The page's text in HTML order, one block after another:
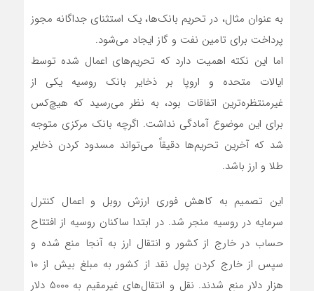
به عنوان مثال، در تحریم بانک‌ها، یک استثنای جداگانه مجوز
پرداخت برای تامین نفت و گاز ایجاد می‌شود.
اما این نکته اهمیت دارد که تحریم‌های اعمال شده توسط
ایالات متحده و اروپا بر ذخایر بانک روسیه یکی از
غیرمنتظره‌ترین اتفاقات بود، به نظر می‌رسید که هیچ‌کس
برای این موضوع آمادگی نداشت. اگرچه بانک مرکزی متوجه
شد که آخرین تحریم‌ها دقیقاً می‌تواند مسدود کردن ذخایر
طلا و ارز باشد.
این تصمیم به کاهش فوری ارزش روبل و اعمال کنترل
سرمایه در روسیه منجر شد. در ابتدا ساکنان روسیه از افتتاح
حساب در خارج از کشور و انتقال ارز به آنجا منع شده و
سپس از خارج کردن پول نقد از کشور به مبلغ بیش از ۱۰
هزار دلار منع شدند. نقل و انتقال‌های غیرمقیم به ۵۰۰۰ دلار